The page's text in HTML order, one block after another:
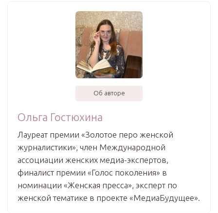
Об авторе
Ольга Гостюхина
Лауреат премии «Золотое перо женской
журналистики», член Международной
ассоциации женских медиа-экспертов,
финалист премии «Голос поколения» в
номинации «Женская пресса», эксперт по
женской тематике в проекте «МедиаБудущее».